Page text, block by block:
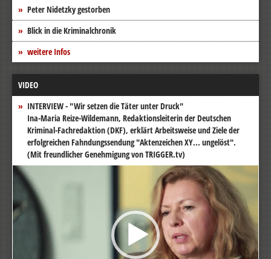
Peter Nidetzky gestorben
Blick in die Kriminalchronik
weitere Infos
VIDEO
INTERVIEW - "Wir setzen die Täter unter Druck"
Ina-Maria Reize-Wildemann, Redaktionsleiterin der Deutschen
Kriminal-Fachredaktion (DKF), erklärt Arbeitsweise und Ziele der
erfolgreichen Fahndungssendung "Aktenzeichen XY... ungelöst".
(Mit freundlicher Genehmigung von TRIGGER.tv)
Video-
Player